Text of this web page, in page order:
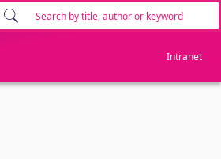
Intranet